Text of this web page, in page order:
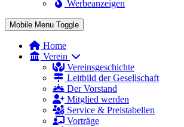
Werbeanzeigen
Mobile Menu Toggle
Home
Verein
Vereinsgeschichte
Leitbild der Gesellschaft
Der Vorstand
Mitglied werden
Service & Preistabellen
Vorträge